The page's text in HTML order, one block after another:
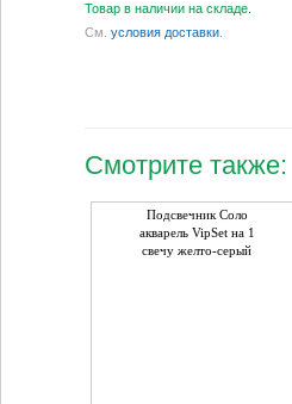
Товар в наличии на складе.
См. условия доставки
Смотрите также:
Подсвечник Соло
акварель VipSet на 1
свечу желто-серый